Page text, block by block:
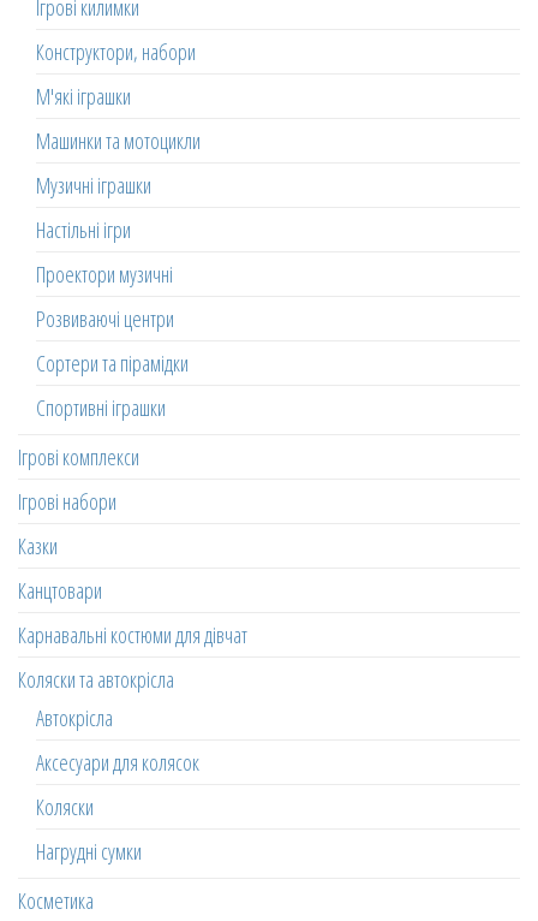
Ігрові килимки
Конструктори, набори
М'які іграшки
Машинки та мотоцикли
Музичні іграшки
Настільні ігри
Проектори музичні
Розвиваючі центри
Сортери та пірамідки
Спортивні іграшки
Ігрові комплекси
Ігрові набори
Казки
Канцтовари
Карнавальні костюми для дівчат
Коляски та автокрісла
Автокрісла
Аксесуари для колясок
Коляски
Нагрудні сумки
Косметика